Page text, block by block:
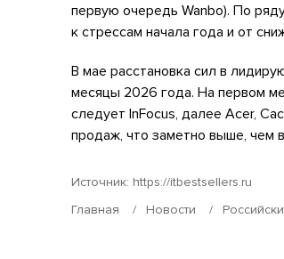
первую очередь Wanbo). По
к стрессам начала года и от
В мае расстановка сил в
месяцы 2026 года. На первом
следует InFocus, далее Acer,
продаж, что заметно выше, чем
Источник: https://itbestsellers.ru
Главная
Новости